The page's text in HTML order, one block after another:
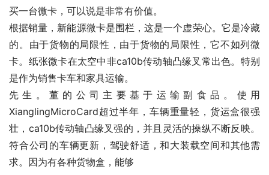
买一台微卡，可以说是非常有价值。
根据销量，新能源微卡是围栏，这是一个虚荣心。它是冷藏
的。由于货物的局限性，由于货物的局限性，它不如列微
卡。纸张微卡在太空中非ca10b传动轴凸缘叉常出色。特别
是作为销售卡车和家具运输。
先生。董的公司主要基于运输副食品。使用
XianglingMicroCard超过半年，车辆重量轻，货运盒很强
壮，ca10b传动轴凸缘叉强的，并且灵活的操纵不断反映。
符合公司的车辆更新，驾驶舒适，和大装载空间和其他需
求。因为有各种货物盒，能够